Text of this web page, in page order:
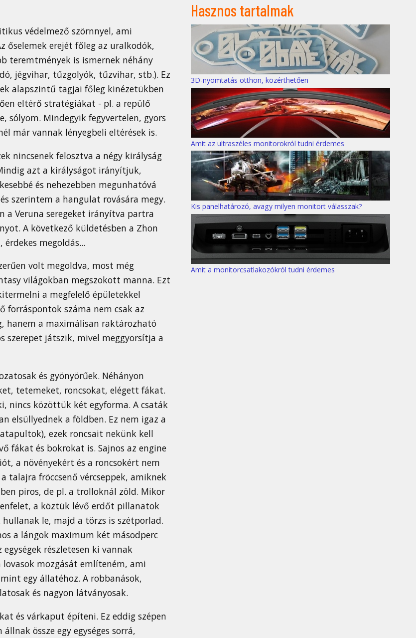
védelmező szörnnyel, ami
őselemek erejét főleg az uralkodók,
teremtmények is ismernek néhány
jégvihar, tűzgolyók, tűzvihar, stb.). Ez
alapszintű tagjai főleg kinézetükben
eltérő stratégiákat - pl. a repülő
sólyom. Mindegyik fegyvertelen, gyors
már vannak lényegbeli eltérések is.
nincsenek felosztva a négy királyság
azt a királyságot irányítjuk,
és nehezebben megunhatóvá
szerintem a hangulat rovására megy.
a Veruna seregeket irányítva partra
A következő küldetésben a Zhon
megoldás...
volt megoldva, most még
világokban megszokott manna. Ezt
a megfelelő épületekkel
forráspontok száma nem csak az
hanem a maximálisan raktározható
szerepet játszik, mivel meggyorsítja a
és gyönyörűek. Néhányon
tetemeket, roncsokat, elégett fákat.
nincs közöttük két egyforma. A csaták
elsüllyednek a földben. Ez nem igaz a
ezek roncsait nekünk kell
és bokrokat is. Sajnos az engine
a növényekért és a roncsokért nem
talajra fröccsenő vércseppek, amiknek
piros, de pl. a trolloknál zöld. Mikor
a köztük lévő erdőt pillanatok
le, majd a törzs is szétporlad.
a lángok maximum két másodperc
részletesen ki vannak
lovasok mozgását említeném, ami
egy állatéhoz. A robbanások,
és nagyon látványosak.
és várkaput építeni. Ez eddig szépen
össze egy egységes sorrá,
Hasznos tartalmak
3D-nyomtatás otthon, közérthetően
Amit az ultraszéles monitorokról tudni érdemes
Kis panelhatározó, avagy milyen monitort válasszak?
Amit a monitorcsatlakozókról tudni érdemes